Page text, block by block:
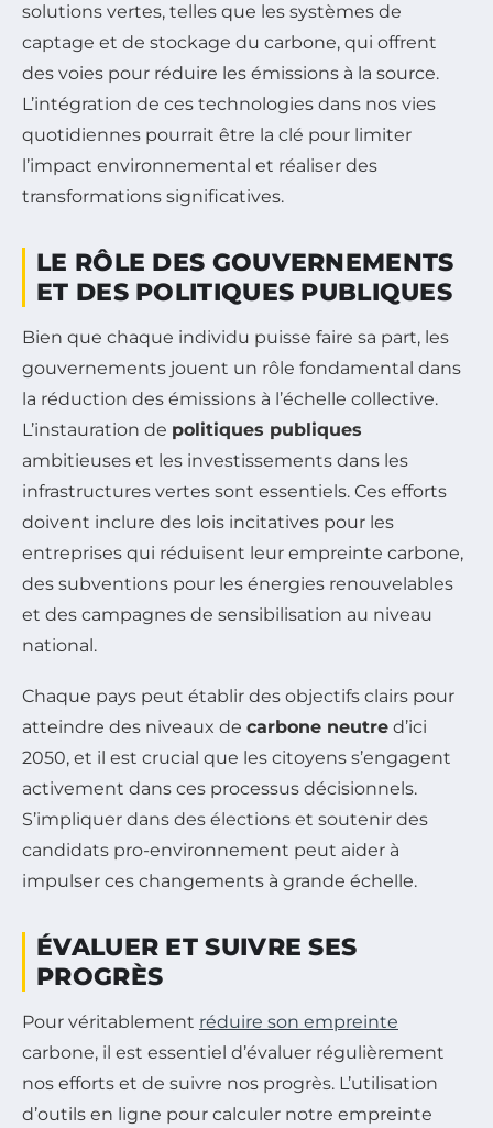
solutions vertes, telles que les systèmes de
captage et de stockage du carbone, qui offrent
des voies pour réduire les émissions à la source.
L’intégration de ces technologies dans nos vies
quotidiennes pourrait être la clé pour limiter
l’impact environnemental et réaliser des
transformations significatives.
LE RÔLE DES GOUVERNEMENTS
ET DES POLITIQUES PUBLIQUES
Bien que chaque individu puisse faire sa part, les
gouvernements jouent un rôle fondamental dans
la réduction des émissions à l’échelle collective.
L’instauration de politiques publiques
ambitieuses et les investissements dans les
infrastructures vertes sont essentiels. Ces efforts
doivent inclure des lois incitatives pour les
entreprises qui réduisent leur empreinte carbone,
des subventions pour les énergies renouvelables
et des campagnes de sensibilisation au niveau
national.
Chaque pays peut établir des objectifs clairs pour
atteindre des niveaux de carbone neutre d’ici
2050, et il est crucial que les citoyens s’engagent
activement dans ces processus décisionnels.
S’impliquer dans des élections et soutenir des
candidats pro-environnement peut aider à
impulser ces changements à grande échelle.
ÉVALUER ET SUIVRE SES
PROGRÈS
Pour véritablement réduire son empreinte
carbone, il est essentiel d’évaluer régulièrement
nos efforts et de suivre nos progrès. L’utilisation
d’outils en ligne pour calculer notre empreinte